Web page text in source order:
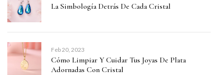
La Simbología Detrás De Cada Cristal
Feb 20, 2023
Cómo Limpiar Y Cuidar Tus Joyas De Plata
Adornadas Con Cristal